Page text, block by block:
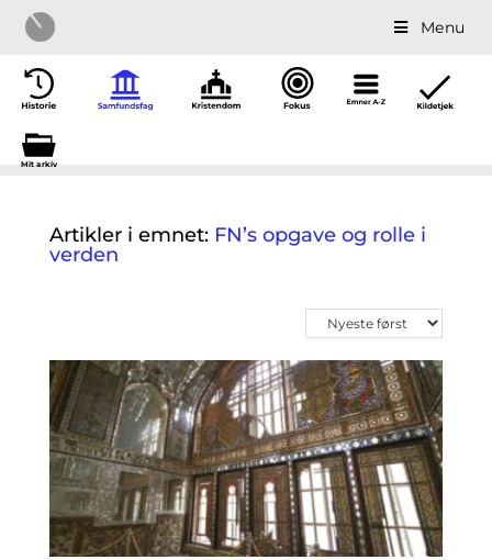
Menu
Mit arkiv
Artikler i emnet: FN’s opgave og rolle i
verden